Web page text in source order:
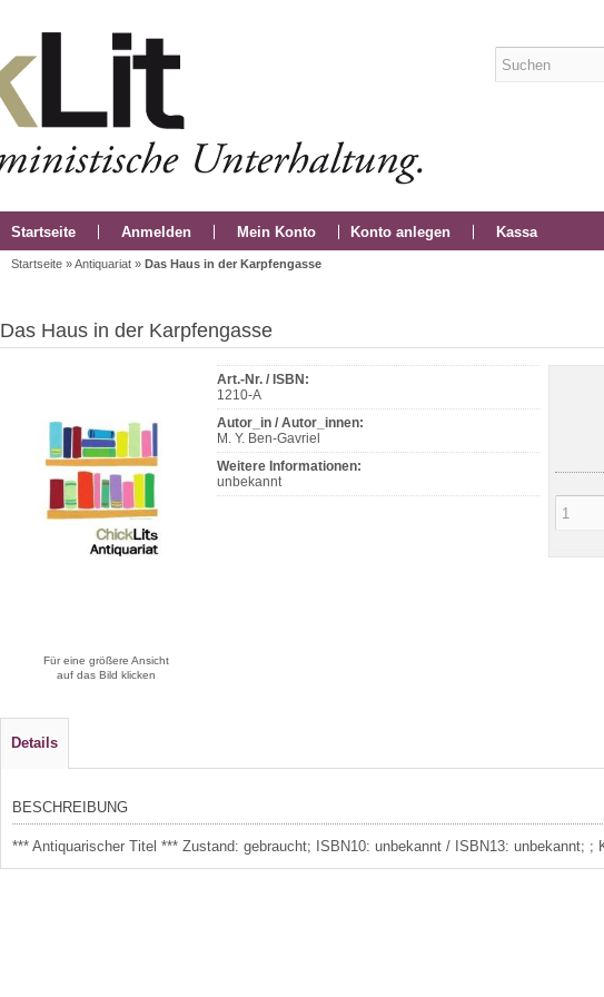
Startseite Anmelden Mein Konto Konto anlegen Kassa
Startseite »Antiquariat » Das Haus in der Karpfengasse
Das Haus in der Karpfengasse
Für eine größere Ansicht
auf das Bild klicken
Art.-Nr. / ISBN:
1210-A
Autor_in / Autor_innen:
M. Y. Ben-Gavriel
Weitere Informationen:
unbekannt
Details
BESCHREIBUNG
*** Antiquarischer Titel *** Zustand: gebraucht; ISBN10: unbekannt / ISBN13: unbekannt; ;